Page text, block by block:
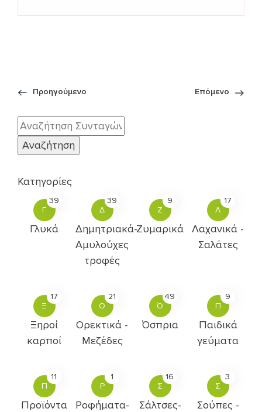
Προηγούμενο Επόμενο
Κατηγορίες
Γ
39
Γλυκά
Δ
39
Δημητριακά-
Αμυλούχες
τροφές
Ζ
9
Ζυμαρικά
Λ
17
Λαχανικά -
Σαλάτες
Ξ
17
Ξηροί
καρποί
Ο
21
Ορεκτικά -
Μεζέδες
Ό
49
Όσπρια
Π
9
Παιδικά
γεύματα
Π
11
Προϊόντα
Ρ
1
Ροφήματα-
Σ
16
Σάλτσες-
Σ
3
Σούπες -